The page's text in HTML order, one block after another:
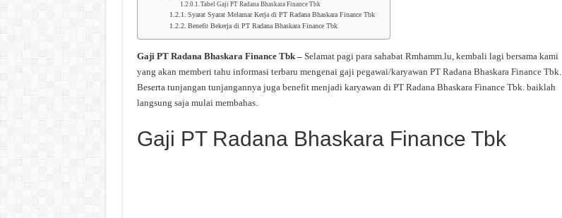
Tabel Gaji PT Radana Bhaskara Finance Tbk
Syarat Syarat Melamar Kerja di PT Radana Bhaskara Finance Tbk
Benefit Bekerja di PT Radana Bhaskara Finance Tbk
Gaji PT Radana Bhaskara Finance Tbk – Selamat pagi para sahabat Rmhamm.lu, kembali lagi bersama kami
yang akan memberi tahu informasi terbaru mengenai gaji pegawai/karyawan PT Radana Bhaskara Finance Tbk.
Beserta tunjangan tunjangannya juga benefit menjadi karyawan di PT Radana Bhaskara Finance Tbk. baiklah
langsung saja mulai membahas.
Gaji PT Radana Bhaskara Finance Tbk